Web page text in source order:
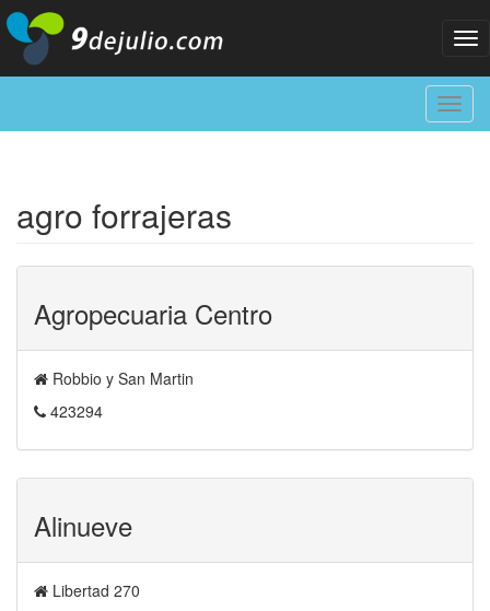
agro forrajeras
Agropecuaria Centro
Robbio y San Martin
423294
Alinueve
Libertad 270